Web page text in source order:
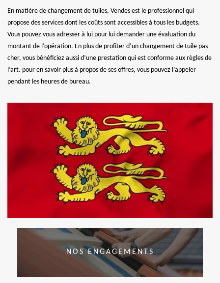
En matière de changement de tuiles, Vendes est le professionnel qui
propose des services dont les coûts sont accessibles à tous les budgets.
Vous pouvez vous adresser à lui pour lui demander une évaluation du
montant de l’opération. En plus de profiter d’un changement de tuile pas
cher, vous bénéficiez aussi d’une prestation qui est conforme aux règles de
l’art. pour en savoir plus à propos de ses offres, vous pouvez l’appeler
pendant les heures de bureau.
NOS ENGAGEMENTS